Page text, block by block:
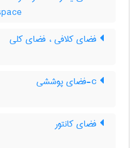
فضای کلافی ، فضای کلی
فضای کانتور